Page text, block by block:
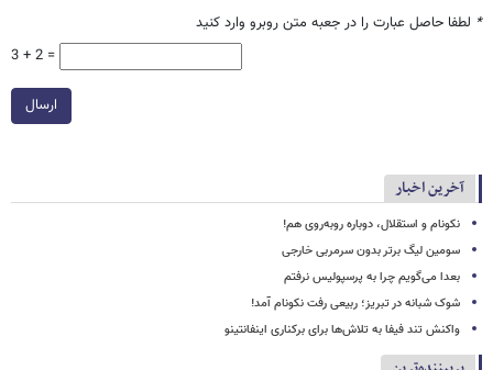
* لطفا حاصل عبارت را در جعبه متن روبرو وارد کنید
3 + 2 =
ارسال
آخرین اخبار
نکونام و استقلال، دوباره روبه‌روی هم!
سومین لیگ برتر بدون سرمربی خارجی
بعدا می‌گویم چرا به پرسپولیس نرفتم
شوک شبانه در تبریز؛ ربیعی رفت نکونام آمد!
واکنش تند فیفا به تلاش‌ها برای برکناری اینفانتینو